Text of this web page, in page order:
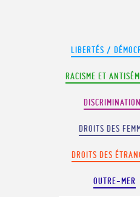
LIBERTÉS /
RACISME ET
DROITS DES
DROITS DES
OUTRE-MER